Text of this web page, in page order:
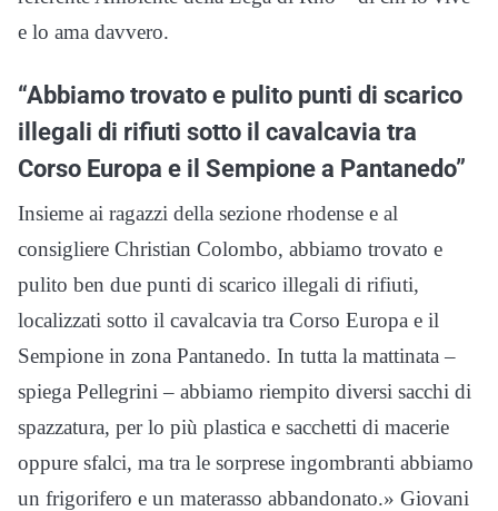
e lo ama davvero.
“Abbiamo trovato e pulito punti di scarico
illegali di rifiuti sotto il cavalcavia tra
Corso Europa e il Sempione a Pantanedo”
Insieme ai ragazzi della sezione rhodense e al
consigliere Christian Colombo, abbiamo trovato e
pulito ben due punti di scarico illegali di rifiuti,
localizzati sotto il cavalcavia tra Corso Europa e il
Sempione in zona Pantanedo. In tutta la mattinata –
spiega Pellegrini – abbiamo riempito diversi sacchi di
spazzatura, per lo più plastica e sacchetti di macerie
oppure sfalci, ma tra le sorprese ingombranti abbiamo
un frigorifero e un materasso abbandonato.» Giovani